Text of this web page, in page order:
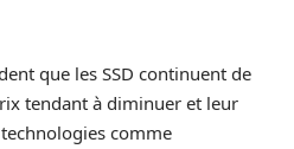
que les SSD continuent de
tendant à diminuer et leur
comme